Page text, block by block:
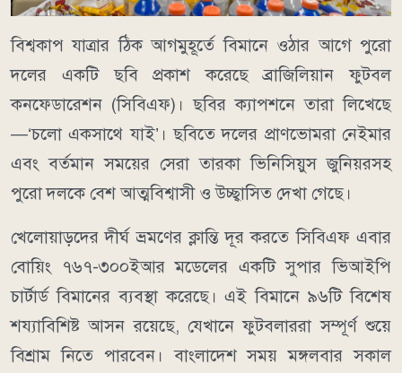
বিশ্বকাপ যাত্রার ঠিক আগমুহূর্তে বিমানে ওঠার আগে পুরো
দলের একটি ছবি প্রকাশ করেছে ব্রাজিলিয়ান ফুটবল
কনফেডারেশন (সিবিএফ)। ছবির ক্যাপশনে তারা লিখেছে
—‘চলো একসাথে যাই’। ছবিতে দলের প্রাণভোমরা নেইমার
এবং বর্তমান সময়ের সেরা তারকা ভিনিসিয়ুস জুনিয়রসহ
পুরো দলকে বেশ আত্মবিশ্বাসী ও উচ্ছ্বাসিত দেখা গেছে।
খেলোয়াড়দের দীর্ঘ ভ্রমণের ক্লান্তি দূর করতে সিবিএফ এবার
বোয়িং ৭৬৭-৩০০ইআর মডেলের একটি সুপার ভিআইপি
চার্টার্ড বিমানের ব্যবস্থা করেছে। এই বিমানে ৯৬টি বিশেষ
শয্যাবিশিষ্ট আসন রয়েছে, যেখানে ফুটবলাররা সম্পূর্ণ শুয়ে
বিশ্রাম নিতে পারবেন। বাংলাদেশ সময় মঙ্গলবার সকাল